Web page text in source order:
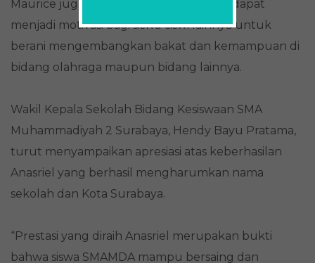
Maurice juga berharap keberhasilan ini dapat
menjadi motivasi bagi siswa-siswi lainnya untuk
berani mengembangkan bakat dan kemampuan di
bidang olahraga maupun bidang lainnya.
Wakil Kepala Sekolah Bidang Kesiswaan SMA
Muhammadiyah 2 Surabaya, Hendy Bayu Pratama,
turut menyampaikan apresiasi atas keberhasilan
Anasriel yang berhasil mengharumkan nama
sekolah dan Kota Surabaya.
“Prestasi yang diraih Anasriel merupakan bukti
bahwa siswa SMAMDA mampu bersaing dan